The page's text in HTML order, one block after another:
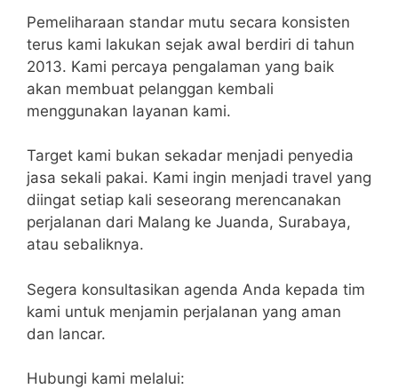
Pemeliharaan standar mutu secara konsisten
terus kami lakukan sejak awal berdiri di tahun
2013. Kami percaya pengalaman yang baik
akan membuat pelanggan kembali
menggunakan layanan kami.
Target kami bukan sekadar menjadi penyedia
jasa sekali pakai. Kami ingin menjadi travel yang
diingat setiap kali seseorang merencanakan
perjalanan dari Malang ke Juanda, Surabaya,
atau sebaliknya.
Segera konsultasikan agenda Anda kepada tim
kami untuk menjamin perjalanan yang aman
dan lancar.
Hubungi kami melalui: